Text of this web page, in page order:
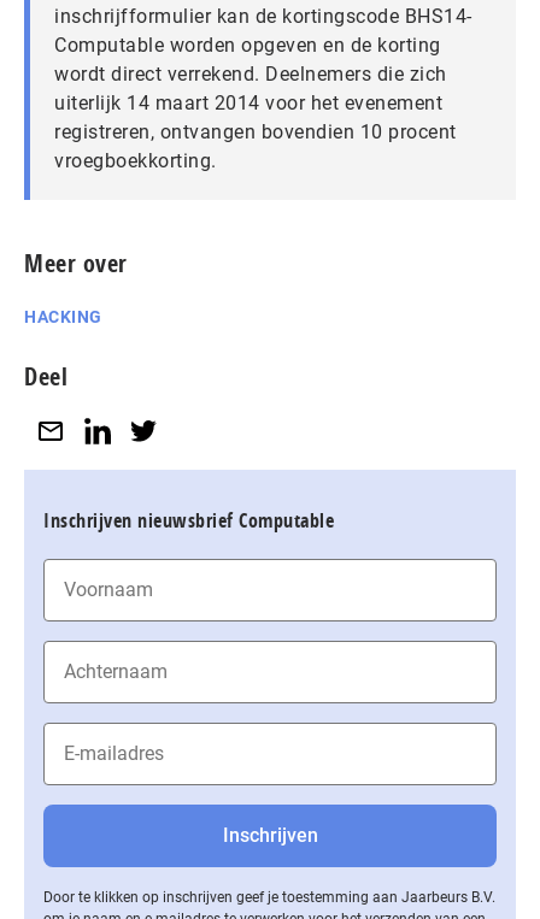
inschrijfformulier kan de kortingscode BHS14-
Computable worden opgeven en de korting
wordt direct verrekend. Deelnemers die zich
uiterlijk 14 maart 2014 voor het evenement
registreren, ontvangen bovendien 10 procent
vroegboekkorting.
Meer over
HACKING
Deel
Inschrijven nieuwsbrief Computable
Door te klikken op inschrijven geef je toestemming aan Jaarbeurs B.V.